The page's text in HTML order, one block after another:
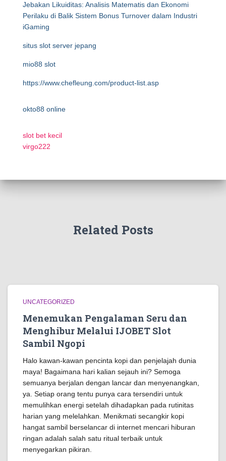
Jebakan Likuiditas: Analisis Matematis dan Ekonomi
Perilaku di Balik Sistem Bonus Turnover dalam Industri
iGaming
situs slot server jepang
mio88 slot
https://www.chefleung.com/product-list.asp
okto88 online
slot bet kecil
virgo222
Related Posts
UNCATEGORIZED
Menemukan Pengalaman Seru dan
Menghibur Melalui IJOBET Slot
Sambil Ngopi
Halo kawan-kawan pencinta kopi dan penjelajah dunia
maya! Bagaimana hari kalian sejauh ini? Semoga
semuanya berjalan dengan lancar dan menyenangkan,
ya. Setiap orang tentu punya cara tersendiri untuk
memulihkan energi setelah dihadapkan pada rutinitas
harian yang melelahkan. Menikmati secangkir kopi
hangat sambil berselancar di internet mencari hiburan
ringan adalah salah satu ritual terbaik untuk
menyegarkan pikiran.